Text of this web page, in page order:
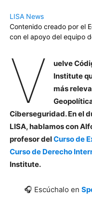
LISA News
Contenido creado por el
con el apoyo del equipo
V
uelve
Institute
más
Ciberseguridad. En el
LISA, hablamos con
profesor delCurso de
Curso de Derecho
Institute.
🎧 Escúchalo en